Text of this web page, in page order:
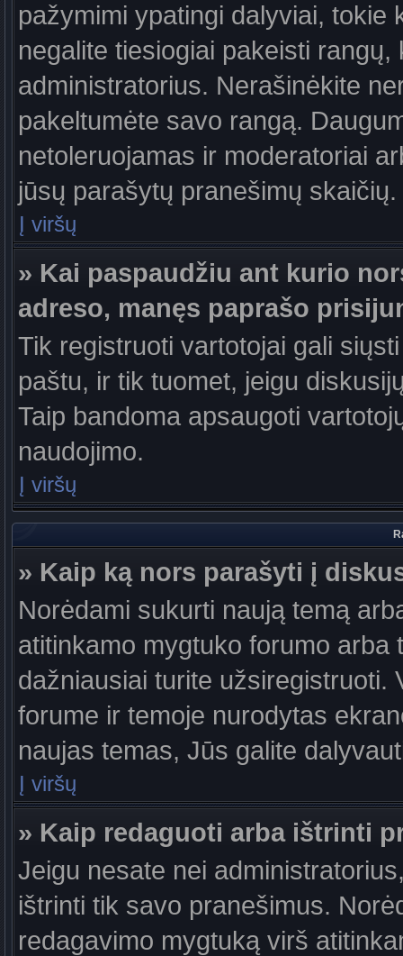
pažymimi ypatingi dalyviai, tokie
negalite tiesiogiai pakeisti
administratorius. Nerašinėkite
pakeltumėte savo rangą.
netoleruojamas ir moderatoriai
jūsų parašytų pranešimų skaičių.
Į viršų
» Kai paspaudžiu ant kurio
adreso, manęs paprašo
Tik registruoti vartotojai gali
paštu, ir tik tuomet, jeigu
Taip bandoma apsaugoti
naudojimo.
Į viršų
» Kaip ką nors parašyti į
Norėdami sukurti naują temą
atitinkamo mygtuko forumo
dažniausiai turite užsiregistruoti.
forume ir temoje nurodytas
naujas temas, Jūs galite
Į viršų
» Kaip redaguoti arba ištrinti
Jeigu nesate nei
ištrinti tik savo pranešimus.
redagavimo mygtuką virš